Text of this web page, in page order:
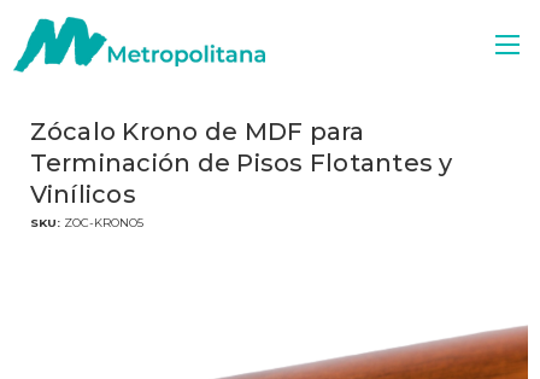
Zócalo Krono de MDF para
Terminación de Pisos Flotantes y
Vinílicos
SKU: ZOC-KRONO5